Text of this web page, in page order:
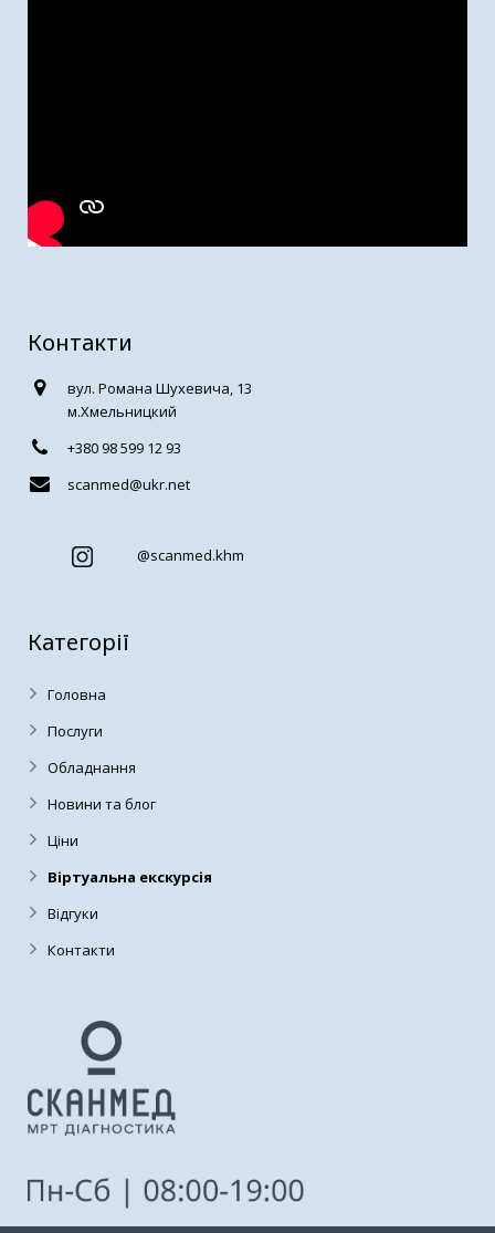
Контакти
вул. Романа Шухевича, 13
м.Хмельницкий
+380 98 599 12 93
scanmed@ukr.net
@scanmed.khm
Категорії
Головна
Послуги
Обладнання
Новини та блог
Ціни
Віртуальна екскурсія
Відгуки
Контакти